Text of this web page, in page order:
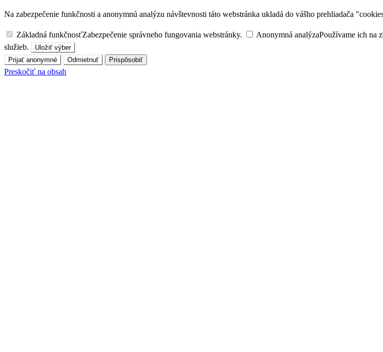
Na zabezpečenie funkčnosti a anonymnú analýzu návštevnosti táto webstránka ukladá do vášho prehliadača
Základná funkčnosťZabezpečenie správneho fungovania webstránky. Anonymná analýzaPoužívame ich na
služieb.
Uložiť výber
Prijať anonymné
Odmietnuť Prispôsobiť
Preskočiť na obsah